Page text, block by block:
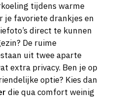
tijdens warme
je favoriete drankjes en
direct te kunnen
De ruime
uit twee aparte
extra privacy. Ben je op
optie? Kies dan
die qua comfort weinig